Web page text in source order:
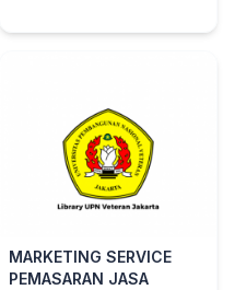
MARKETING SERVICE
PEMASARAN JASA